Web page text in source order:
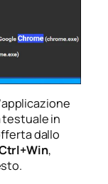
testuale in
dallo
,